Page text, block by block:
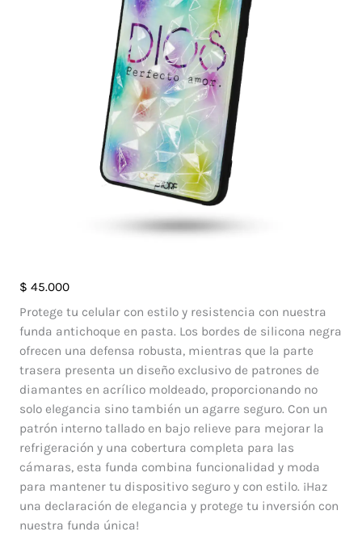
$ 45.000
Protege tu celular con estilo y resistencia con nuestra
funda antichoque en pasta. Los bordes de silicona negra
ofrecen una defensa robusta, mientras que la parte
trasera presenta un diseño exclusivo de patrones de
diamantes en acrílico moldeado, proporcionando no
solo elegancia sino también un agarre seguro. Con un
patrón interno tallado en bajo relieve para mejorar la
refrigeración y una cobertura completa para las
cámaras, esta funda combina funcionalidad y moda
para mantener tu dispositivo seguro y con estilo. ¡Haz
una declaración de elegancia y protege tu inversión con
nuestra funda única!
Case
Diamante
Oppo
Reno
Lite
cantidad